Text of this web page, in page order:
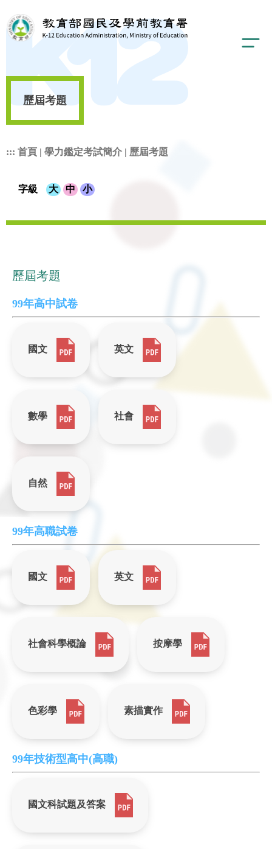
歷屆考題
::: 首頁 | 學力鑑定考試簡介 | 歷屆考題
字級 大 中 小
歷屆考題
99年高中試卷
國文 英文
數學 社會
自然
99年高職試卷
國文 英文
社會科學概論 按摩學
色彩學 素描實作
99年技術型高中(高職)
國文科試題及答案